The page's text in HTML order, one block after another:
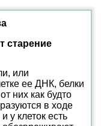
старение
или
ее ДНК, белки
них как будто
в ходе
у клеток есть